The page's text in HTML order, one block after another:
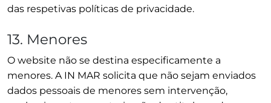
das respetivas políticas de privacidade.
13. Menores
O website não se destina especificamente a
menores. A IN MAR solicita que não sejam enviados
dados pessoais de menores sem intervenção,